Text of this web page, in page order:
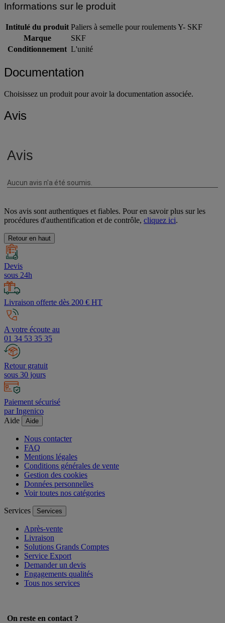
Informations sur le produit
Intitulé du produit Paliers à semelle pour roulements Y- SKF
Marque
SKF
Conditionnement L'unité
Documentation
Choisissez un produit pour avoir la documentation associée.
Avis
Nos avis sont authentiques et fiables. Pour en savoir plus sur les
procédures d'authentification et de contrôle, cliquez ici.
Retour en haut
Devis
sous 24h
Livraison offerte dès 200 € HT
A votre écoute au
01 34 53 35 35
Retour gratuit
sous 30 jours
Paiement sécurisé
par Ingenico
Aide
Aide
Nous contacter
FAQ
Mentions légales
Conditions générales de vente
Gestion des cookies
Données personnelles
Voir toutes nos catégories
Services Services
Après-vente
Livraison
Solutions Grands Comptes
Service Export
Demander un devis
Engagements qualités
Tous nos services
On reste en contact ?